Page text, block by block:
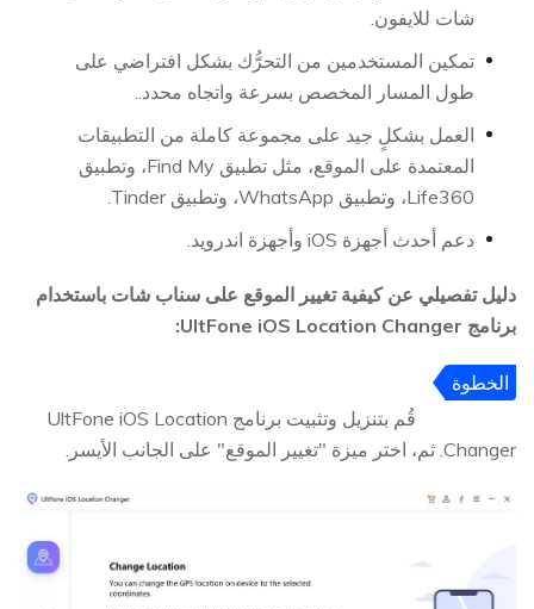
شات للايفون.
تمكين المستخدمين من التحرُّك بشكل افتراضي على
طول المسار المخصص بسرعة واتجاه محدد..
العمل بشكلٍ جيد على مجموعة كاملة من التطبيقات
المعتمدة على الموقع، مثل تطبيق Find My، وتطبيق
Life360، وتطبيق WhatsApp، وتطبيق Tinder.
دعم أحدث أجهزة iOS وأجهزة اندرويد.
دليل تفصيلي عن كيفية تغيير الموقع على سناب شات باستخدام
برنامج UltFone iOS Location Changer:
الخطوة
قُم بتنزيل وتثبيت برنامج UltFone iOS Location
Changer. ثم، اختر ميزة "تغيير الموقع" على الجانب الأيسر.